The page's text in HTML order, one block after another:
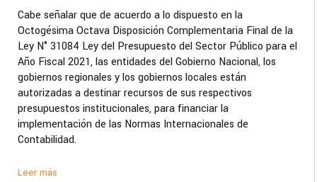
Cabe señalar que de acuerdo a lo dispuesto en la
Octogésima Octava Disposición Complementaria Final de la
Ley N° 31084 Ley del Presupuesto del Sector Público para el
Año Fiscal 2021, las entidades del Gobierno Nacional, los
gobiernos regionales y los gobiernos locales están
autorizadas a destinar recursos de sus respectivos
presupuestos institucionales, para financiar la
implementación de las Normas Internacionales de
Contabilidad.
Leer más